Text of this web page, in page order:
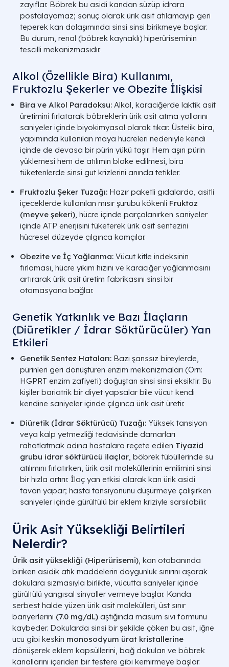
Erkek (Normal) 3.4 - 7.0
Kadın (Normal) 2.4 - 6.0
Hiperürisemi 7.1 - 9.0
Yüksek Risk 9.0 ve Üstü
zayıflar. Böbrek bu asidi kandan süzüp idrara
postalayamaz; sonuç olarak ürik asit atılamayıp geri
teperek kan dolaşımında sinsi sinsi birikmeye başlar.
Bu durum, renal (böbrek kaynaklı) hiperüriseminin
tescilli mekanizmasıdır.
Alkol (Özellikle Bira) Kullanımı,
Fruktozlu Şekerler ve Obezite İlişkisi
Bira ve Alkol Paradoksu: Alkol, karaciğerde laktik asit
üretimini fırlatarak böbreklerin ürik asit atma yollarını
saniyeler içinde biyokimyasal olarak tıkar. Üstelik bira,
yapımında kullanılan maya hücreleri nedeniyle kendi
içinde de devasa bir pürin yükü taşır. Hem aşırı pürin
yüklemesi hem de atılımın bloke edilmesi, bira
tüketenlerde sinsi gut krizlerini anında tetikler.
Fruktozlu Şeker Tuzağı: Hazır paketli gıdalarda, asitli
içeceklerde kullanılan mısır şurubu kökenli Fruktoz
(meyve şekeri), hücre içinde parçalanırken saniyeler
içinde ATP enerjisini tüketerek ürik asit sentezini
hücresel düzeyde çılgınca kamçılar.
Obezite ve İç Yağlanma: Vücut kitle indeksinin
fırlaması, hücre yıkım hızını ve karaciğer yağlanmasını
artırarak ürik asit üretim fabrikasını sinsi bir
otomasyona bağlar.
Genetik Yatkınlık ve Bazı İlaçların
(Diüretikler / İdrar Söktürücüler) Yan
Etkileri
Genetik Sentez Hataları: Bazı şanssız bireylerde,
pürinleri geri dönüştüren enzim mekanizmaları (Örn:
HGPRT enzim zafiyeti) doğuştan sinsi sinsi eksiktir. Bu
kişiler bariatrik bir diyet yapsalar bile vücut kendi
kendine saniyeler içinde çılgınca ürik asit üretir.
Diüretik (İdrar Söktürücü) Tuzağı: Yüksek tansiyon
veya kalp yetmezliği tedavisinde damarları
rahatlatmak adına hastalara reçete edilen Tiyazid
grubu idrar söktürücü ilaçlar, böbrek tübüllerinde su
atılımını fırlatırken, ürik asit moleküllerinin emilimini sinsi
bir hızla artırır. İlaç yan etkisi olarak kan ürik asidi
tavan yapar; hasta tansiyonunu düşürmeye çalışırken
saniyeler içinde gürültülü bir eklem kriziyle sarsılabilir.
Ürik Asit Yüksekliği Belirtileri
Nelerdir?
Ürik asit yüksekliği (Hiperürisemi), kan otobanında
biriken asidik atık maddelerin doygunluk sınırını aşarak
dokulara sızmasıyla birlikte, vücutta saniyeler içinde
gürültülü yangısal sinyaller vermeye başlar. Kanda
serbest halde yüzen ürik asit molekülleri, üst sınır
bariyerlerini (7.0 mg/dL) aştığında masum sıvı formunu
kaybeder. Dokularda sinsi bir şekilde çöken bu asit, iğne
ucu gibi keskin monosodyum ürat kristallerine
dönüşerek eklem kapsüllerini, bağ dokuları ve böbrek
kanallarını içeriden bir testere gibi kemirmeye başlar.